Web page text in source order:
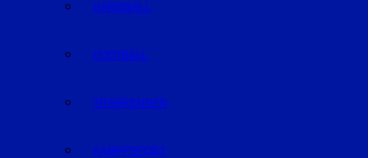
HANDBALL
FOOTBALL
TRABRENNEN
KAMPFSPORT